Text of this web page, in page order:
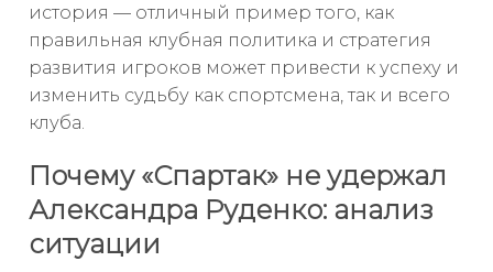
история — отличный пример того, как
правильная клубная политика и стратегия
развития игроков может привести к успеху и
изменить судьбу как спортсмена, так и всего
клуба.
Почему «Спартак» не удержал
Александра Руденко: анализ
ситуации